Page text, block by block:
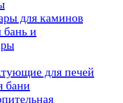
для каминов
бань и
для печей
бани